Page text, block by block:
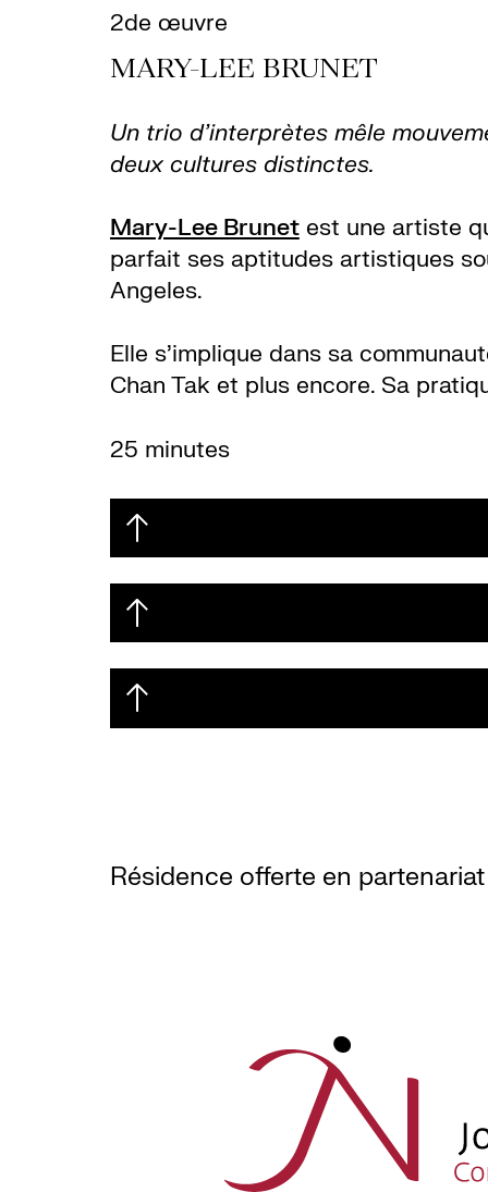
2de œuvre
MARY-LEE BRUNET
Un trio d’interprètes mêle
deux cultures distinctes.
Mary-Lee Brunetest une artiste
parfait ses aptitudes artistiques
Angeles.
Elle s’implique dans sa
Chan Tak et plus encore. Sa
25 minutes
Résidence offerte en